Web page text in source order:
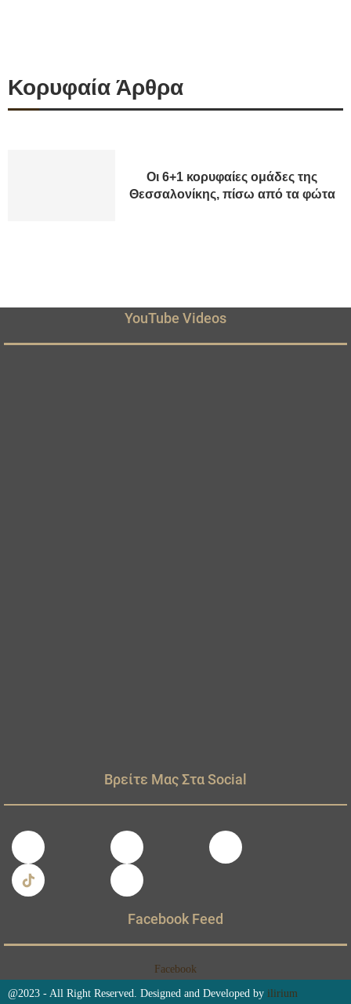
Κορυφαία Άρθρα
Οι 6+1 κορυφαίες ομάδες της
Θεσσαλονίκης, πίσω από τα φώτα
YouTube Videos
Βρείτε Μας Στα Social
Facebook Feed
Facebook
@2023 - All Right Reserved. Designed and Developed by ilirium